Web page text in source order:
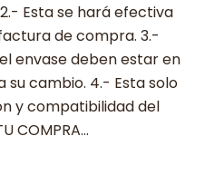
Esta se hará efectiva
de compra. 3.-
envase deben estar en
cambio. 4.- Esta solo
y compatibilidad del
COMPRA…